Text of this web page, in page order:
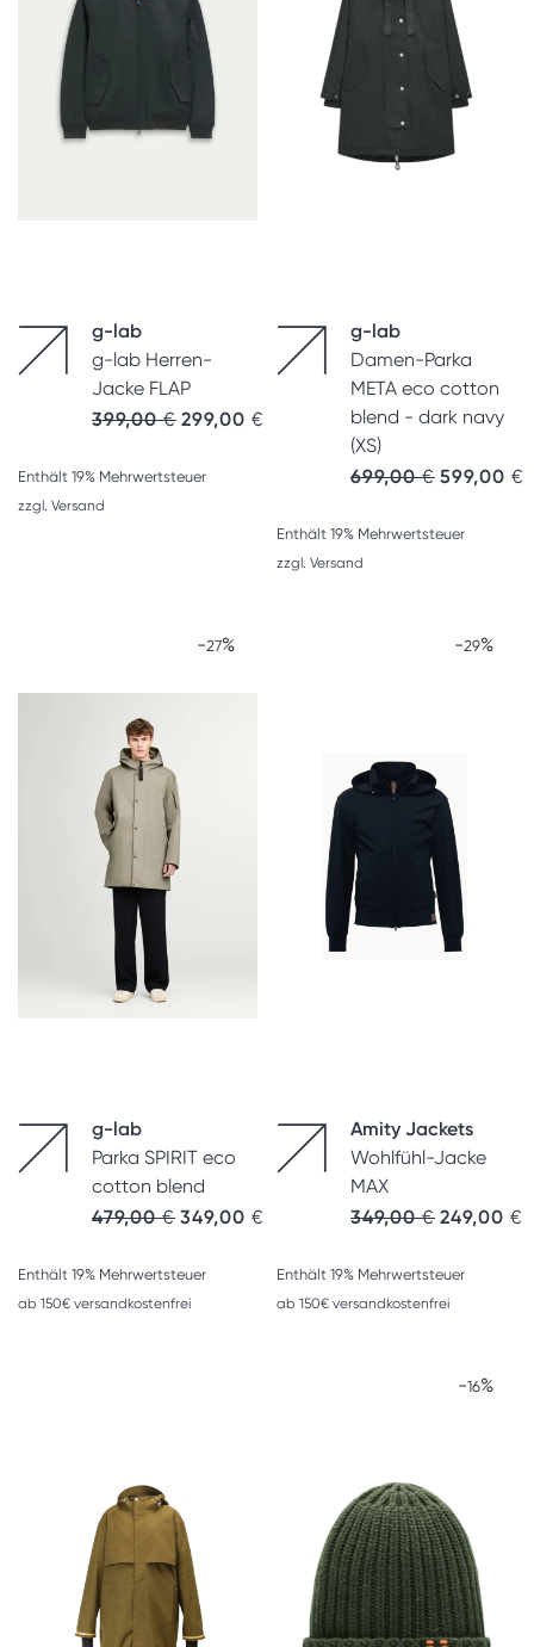
g-lab
g-lab Herren-
Jacke FLAP
399,00€ 299,00 €
Enthält 19% Mehrwertsteuer
zzgl. Versand
g-lab
Damen-Parka
META eco cotton
blend - dark navy
(XS)
699,00€ 599,00 €
Enthält 19% Mehrwertsteuer
zzgl. Versand
-27%
g-lab
Parka SPIRIT eco
cotton blend
479,00€ 349,00 €
Enthält 19% Mehrwertsteuer
ab 150€ versandkostenfrei
-29%
Amity Jackets
Wohlfühl-Jacke
MAX
349,00€ 249,00 €
Enthält 19% Mehrwertsteuer
ab 150€ versandkostenfrei
-16%